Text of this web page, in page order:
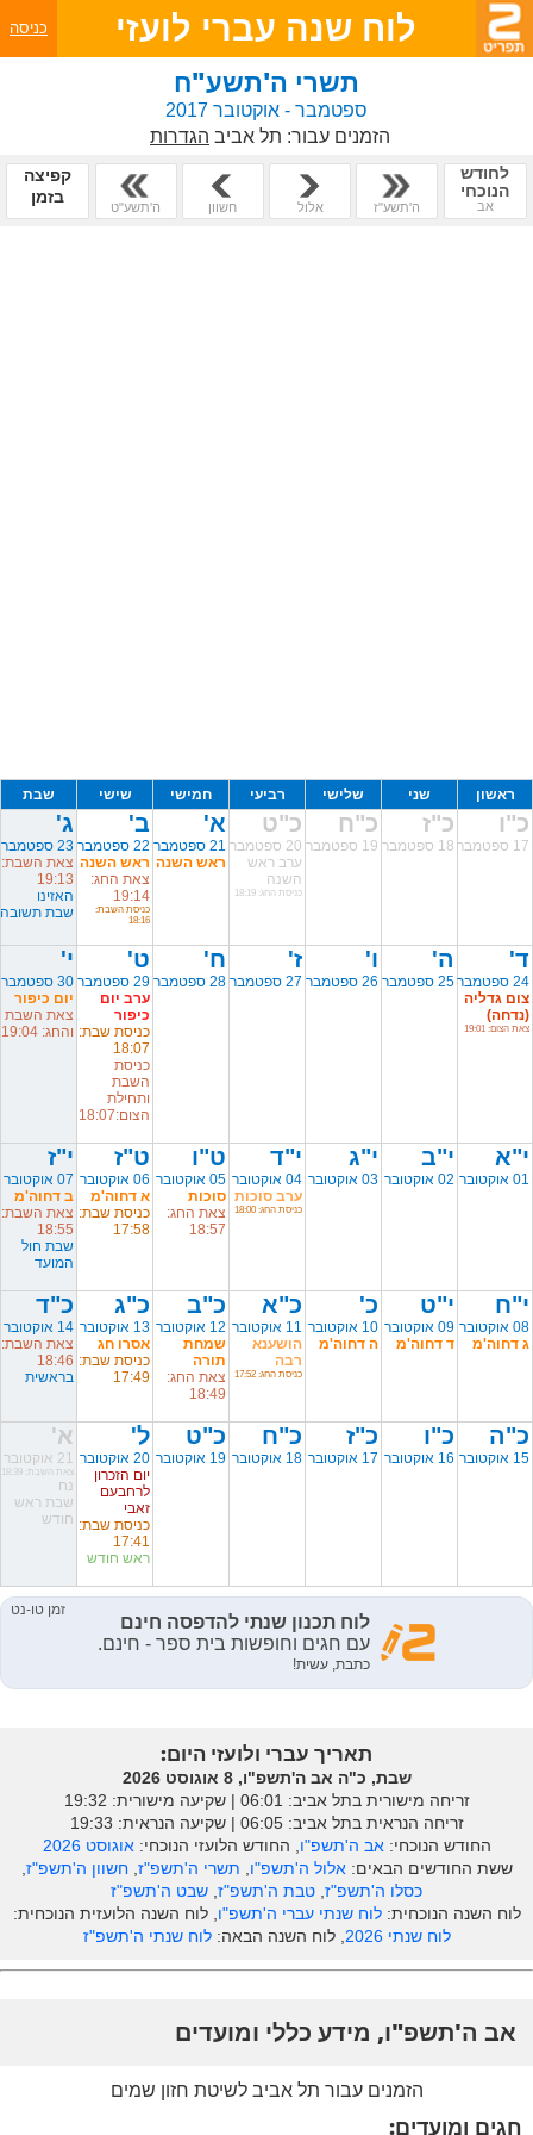
לוח שנה עברי לועזי כניסה
תשרי ה'תשע"ח
ספטמבר - אוקטובר 2017
הזמנים עבור: תל אביב הגדרות
לחודש
הנוכחי
אב ה'תשע"ז אלול חשוון ה'תשע"ט
קפיצה
בזמן
ראשון שני שלישי רביעי חמישי שישי שבת
כ"ו
17 ספטמבר
כ"ז
18 ספטמבר
כ"ח
19 ספטמבר
כ"ט
20 ספטמבר
ערב ראש
השנה
כניסת החג: 18:19
א'
21 ספטמבר
ראש השנה
ב'
22 ספטמבר
ראש השנה
צאת החג:
19:14
כניסת השבת:
18:16
ג'
23 ספטמבר
צאת השבת:
19:13
האזינו
שבת תשובה
ד'
24 ספטמבר
צום גדליה
(נדחה)
צאת הצום: 19:01
ה'
25 ספטמבר
ו'
26 ספטמבר
ז'
27 ספטמבר
ח'
28 ספטמבר
ט'
29 ספטמבר
ערב יום
כיפור
כניסת שבת:
18:07
כניסת
השבת
ותחילת
הצום:18:07
י'
30 ספטמבר
יום כיפור
צאת השבת
והחג: 19:04
י"א
01 אוקטובר
י"ב
02 אוקטובר
י"ג
03 אוקטובר
י"ד
04 אוקטובר
ערב סוכות
כניסת החג: 18:00
ט"ו
05 אוקטובר
סוכות
צאת החג:
18:57
ט"ז
06 אוקטובר
א דחוה'מ
כניסת שבת:
17:58
י"ז
07 אוקטובר
ב דחוה'מ
צאת השבת:
18:55
שבת חול
המועד
י"ח
08 אוקטובר
ג דחוה'מ
י"ט
09 אוקטובר
ד דחוה'מ
כ'
10 אוקטובר
ה דחוה'מ
כ"א
11 אוקטובר
הושענא
רבה
כניסת החג: 17:52
כ"ב
12 אוקטובר
שמחת
תורה
צאת החג:
18:49
כ"ג
13 אוקטובר
אסרו חג
כניסת שבת:
17:49
כ"ד
14 אוקטובר
צאת השבת:
18:46
בראשית
כ"ה
15 אוקטובר
כ"ו
16 אוקטובר
כ"ז
17 אוקטובר
כ"ח
18 אוקטובר
כ"ט
19 אוקטובר
ל'
20 אוקטובר
יום הזכרון
לרחבעם
זאבי
כניסת שבת:
17:41
ראש חודש
א'
21 אוקטובר
צאת השבת: 18:39
נח
שבת ראש
חודש
תאריך עברי ולועזי היום:
שבת, כ"ה אב ה'תשפ"ו, 8 אוגוסט 2026
זריחה מישורית בתל אביב: ‎06:01 | שקיעה מישורית: 19:32
זריחה הנראית בתל אביב: ‎06:05 | שקיעה הנראית: 19:33
החודש הנוכחי:אב ה'תשפ"ו, החודש הלועזי הנוכחי:אוגוסט 2026
ששת החודשים הבאים:אלול ה'תשפ"ו, תשרי ה'תשפ"ז, חשוון ה'תשפ"ז,
כסלו ה'תשפ"ז, טבת ה'תשפ"ז, שבט ה'תשפ"ז
לוח השנה הנוכחית:לוח שנתי עברי ה'תשפ"ו, לוח השנה הלועזית הנוכחית:
לוח שנתי 2026
, לוח השנה הבאה:לוח שנתי ה'תשפ"ז
אב ה'תשפ"ו, מידע כללי ומועדים
הזמנים עבור תל אביב לשיטת חזון שמים
חגים ומועדים: